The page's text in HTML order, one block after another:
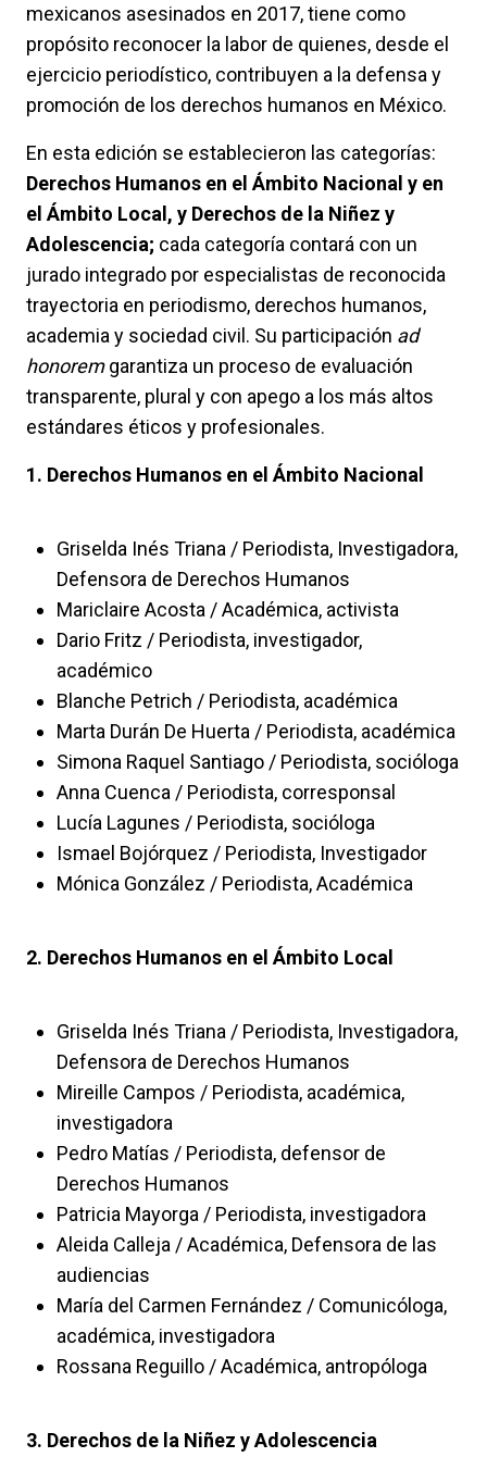
mexicanos asesinados en 2017, tiene como
propósito reconocer la labor de quienes, desde el
ejercicio periodístico, contribuyen a la defensa y
promoción de los derechos humanos en México.
En esta edición se establecieron las categorías:
Derechos Humanos en el Ámbito Nacional y en
el Ámbito Local, y Derechos de la Niñez y
Adolescencia; cada categoría contará con un
jurado integrado por especialistas de reconocida
trayectoria en periodismo, derechos humanos,
academia y sociedad civil. Su participación ad
honoremgarantiza un proceso de evaluación
transparente, plural y con apego a los más altos
estándares éticos y profesionales.
1. Derechos Humanos en el Ámbito Nacional
Griselda Inés Triana / Periodista, Investigadora,
Defensora de Derechos Humanos
Mariclaire Acosta / Académica, activista
Dario Fritz / Periodista, investigador,
académico
Blanche Petrich / Periodista, académica
Marta Durán De Huerta / Periodista, académica
Simona Raquel Santiago / Periodista, socióloga
Anna Cuenca / Periodista, corresponsal
Lucía Lagunes / Periodista, socióloga
Ismael Bojórquez / Periodista, Investigador
Mónica González / Periodista, Académica
2. Derechos Humanos en el Ámbito Local
Griselda Inés Triana / Periodista, Investigadora,
Defensora de Derechos Humanos
Mireille Campos / Periodista, académica,
investigadora
Pedro Matías / Periodista, defensor de
Derechos Humanos
Patricia Mayorga / Periodista, investigadora
Aleida Calleja / Académica, Defensora de las
audiencias
María del Carmen Fernández / Comunicóloga,
académica, investigadora
Rossana Reguillo / Académica, antropóloga
3. Derechos de la Niñez y Adolescencia